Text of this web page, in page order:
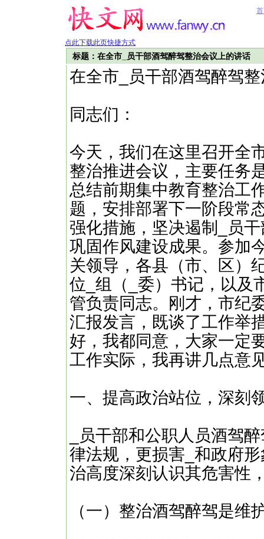
点此下载此页快捷方式
标题：在全市_员干部酒驾醉驾整治会议上的讲话
在全市_员干部酒驾醉驾
同志们：
今天，我们在这里召开全
整治推进会议，主要任务
总结前期集中教育整治工
题，安排部署下一阶段常
强化措施，坚决遏制_员
巩固作风建设成果。参加
关领导，各县（市、区）
位_组（_委）书记，以及
管负责同志。刚才，市纪
汇报发言，既谈了工作举
好，我都同意，大家一定
工作实际，我再讲几点意
一、提高政治站位，深刻
_员干部和公职人员酒驾
律法规，更损害_和政府
治高度深刻认识其危害性
（一）整治酒驾醉驾是维